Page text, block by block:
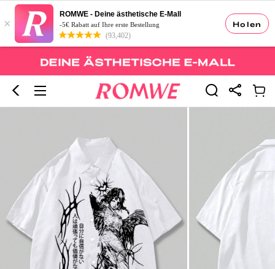
Holen
×
ROMWE - Deine ästhetische E-Mall
-5€ Rabatt auf Ihre erste Bestellung
(93,402)